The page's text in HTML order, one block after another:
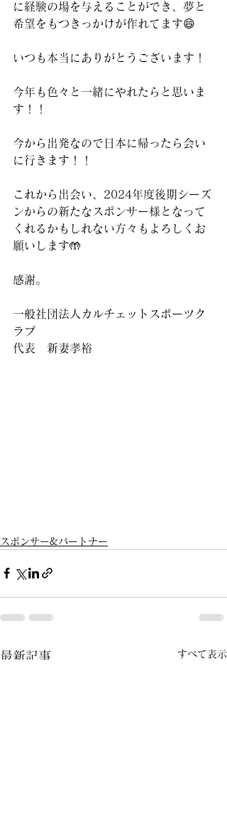
に経験の場を与えることができ、夢と
希望をもつきっかけが作れてます😄
いつも本当にありがとうございます！
今年も色々と一緒にやれたらと思いま
す！！
今から出発なので日本に帰ったら会い
に行きます！！
これから出会い、2024年度後期シーズ
ンからの新たなスポンサー様となって
くれるかもしれない方々もよろしくお
願いします🤲
感謝。
一般社団法人カルチェットスポーツク
ラブ
代表　新妻孝裕
スポンサー&パートナー
最新記事 すべて表示